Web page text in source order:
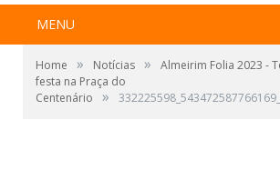
MENU
Home » Notícias »
Almeirim Folia 2023 -
festa na Praça do
Centenário
»